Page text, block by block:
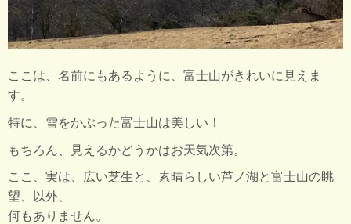
ここは、名前にもあるように、富士山がきれいに見えま
す。
特に、雪をかぶった富士山は美しい！
もちろん、見えるかどうかはお天気次第。
ここ、実は、広い芝生と、素晴らしい芦ノ湖と富士山の眺
望、以外、
何もありません。